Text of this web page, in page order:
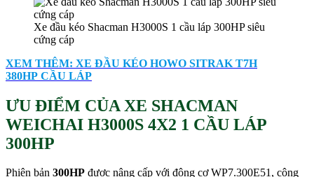
Xe đầu kéo Shacman H3000S 1 cầu láp 300HP siêu
cứng cáp
XEM THÊM: XE ĐẦU KÉO HOWO SITRAK T7H
380HP CẦU LÁP
ƯU ĐIỂM CỦA XE SHACMAN
WEICHAI H3000S 4X2 1 CẦU LÁP
300HP
Phiên bản 300HP được nâng cấp với động cơ WP7.300E51, công